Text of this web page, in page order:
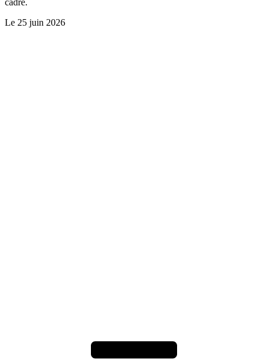
Le 25 juin 2026